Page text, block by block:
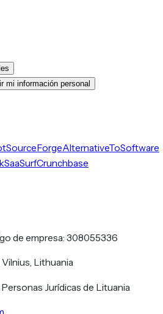
mi información personal
SourceForgeAlternativeToSoftware
SaaSurfCrunchbase
de empresa: 308055336
Vilnius, Lithuania
Jurídicas de Lituania